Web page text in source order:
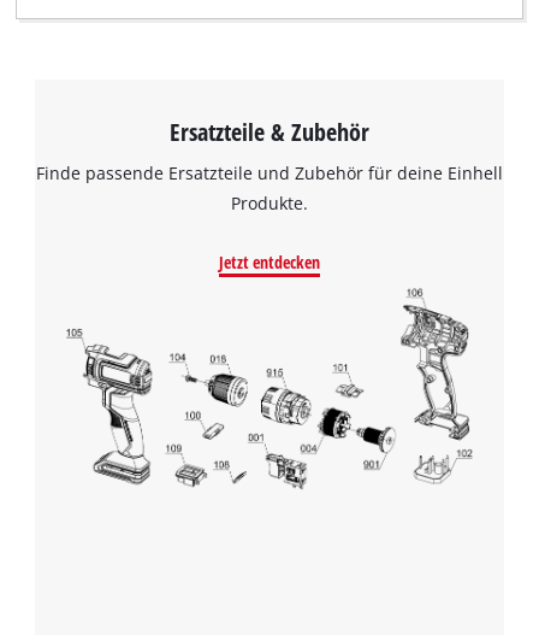
Ersatzteile & Zubehör
Finde passende Ersatzteile und Zubehör für deine Einhell
Produkte.
Jetzt entdecken